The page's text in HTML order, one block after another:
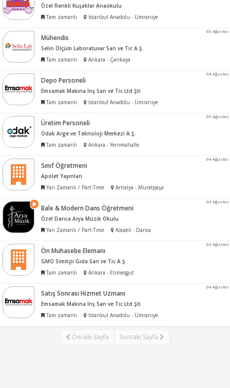
Özel Renkli Kuşaklar Anaokulu
Tam zamanlı
İstanbul Anadolu - Ümraniye
05 Ağustos
Mühendis
Selin Ölçüm Laboratuvar San ve Tic A.Ş.
Tam zamanlı
Ankara - Çankaya
04 Ağustos
Depo Personeli
Emsamak Makina İnş San ve Tic Ltd Şti
Tam zamanlı
İstanbul Anadolu - Ümraniye
05 Ağustos
Üretim Personeli
Odak Arge ve Teknoloji Merkezi A.Ş.
Tam zamanlı
Ankara - Yenimahalle
04 Ağustos
Sınıf Öğretmeni
Apolet Yayınları
Yarı Zamanlı / Part-Time
Antalya - Muratpaşa
03 Ağustos
Bale & Modern Dans Öğretmeni
Özel Darıca Arya Müzik Okulu
Yarı Zamanlı / Part-Time
Kocaeli - Darıca
03 Ağustos
Ön Muhasebe Elemanı
GMO Simitçii Gıda San ve Tic A.Ş.
Tam zamanlı
Ankara - Etimesgut
04 Ağustos
Satış Sonrası Hizmet Uzmanı
Emsamak Makina İnş San ve Tic Ltd Şti
Tam zamanlı
İstanbul Anadolu - Ümraniye
Önceki Sayfa Sonraki Sayfa